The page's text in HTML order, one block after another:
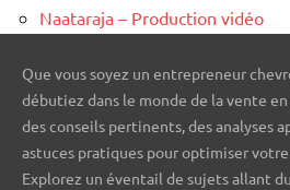
Naataraja – Production vidéo
Que vous soyez un entrepreneur
débutiez dans le monde de la vente
des conseils pertinents, des analyses
astuces pratiques pour optimiser
Explorez un éventail de sujets allant